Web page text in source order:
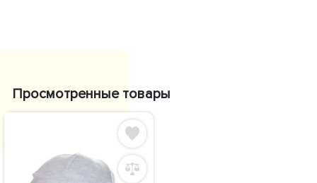
Просмотренные товары